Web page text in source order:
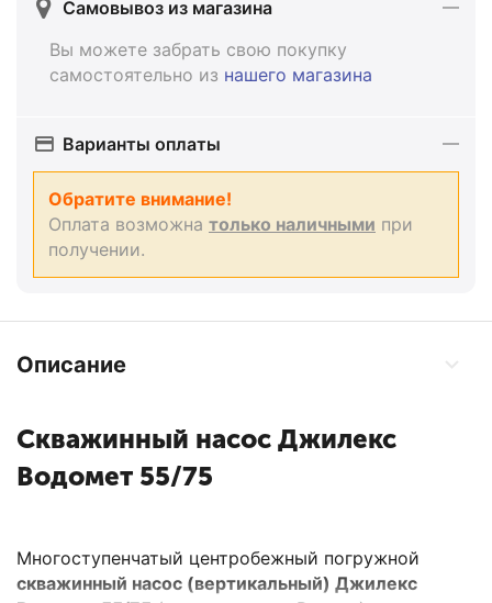
Самовывоз из магазина
Вы можете забрать свою покупку
самостоятельно из нашего магазина
Варианты оплаты
Обратите внимание!
Оплата возможна только наличными при
получении.
Описание
Скважинный насос Джилекс
Водомет 55/75
Многоступенчатый центробежный погружной
скважинный насос (вертикальный) Джилекс